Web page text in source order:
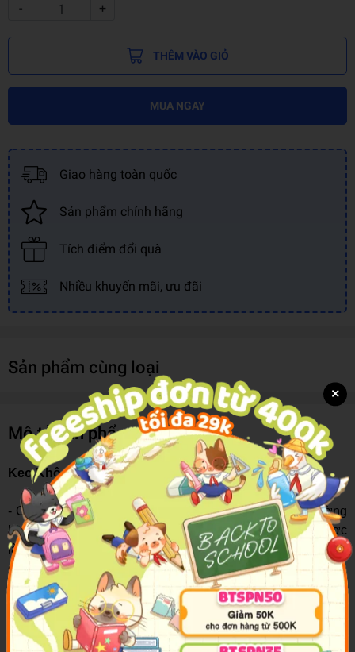
- +
THÊM VÀO GIỎ
MUA NGAY
Giao hàng toàn quốc
Sản phẩm chính hãng
Tích điểm đổi quà
Nhiều khuyến mãi, ưu đãi
Sản phẩm cùng loại
Mô tả sản phẩm
Keo Khô 920 135
- Có độ bám dính cao và mau khô ngay sau khi dán, đường
keo đều mịn không bị vón cục hay ướt giấy. Do keo được
làm từ nguyên liệu chất lượng nên có độ bám dính cao, hạn
chế tối đa việc bong tróc.
- Được thiết kế dạng chai lọ, nhỏ gọn, thuận lợi cho việc cất
giữ và mang theo. Ngoài ra, keo khô được thết kế bởi ba
màu: đỏ, vàng, xanh xen kẽ với nhau trên thân chai, làm cho
chai keo đẹp và bắt mắt.
×